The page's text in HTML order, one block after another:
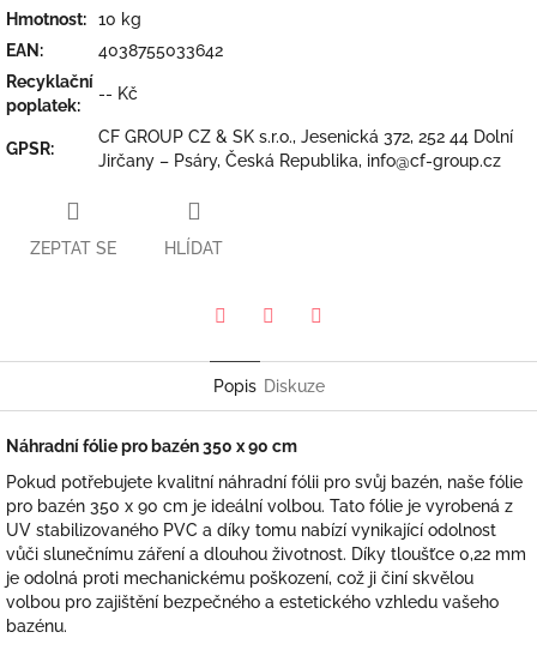
Hmotnost:
10 kg
EAN :
4038755033642
Recyklační
poplatek:
-- Kč
GPSR:
CF GROUP CZ & SK s.r.o., Jesenická 372, 252 44 Dolní
Jirčany – Psáry, Česká Republika, info@cf-group.cz
ZEPTAT SE HLÍDAT
Popis Diskuze
Náhradní fólie pro bazén 350 x 90 cm
Pokud potřebujete kvalitní náhradní fólii pro svůj bazén, naše fólie
pro bazén 350 x 90 cm je ideální volbou. Tato fólie je vyrobená z
UV stabilizovaného PVC a díky tomu nabízí vynikající odolnost
vůči slunečnímu záření a dlouhou životnost. Díky tloušťce 0,22 mm
je odolná proti mechanickému poškození, což ji činí skvělou
volbou pro zajištění bezpečného a estetického vzhledu vašeho
bazénu.